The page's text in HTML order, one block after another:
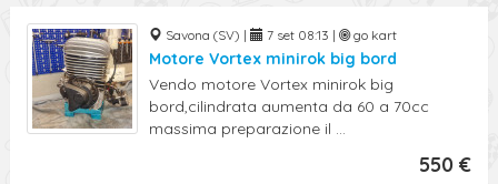
Savona (SV) | 7 set 08:13 | go kart
Motore Vortex minirok big bord
Vendo motore Vortex minirok big
bord,cilindrata aumenta da 60 a 70cc
massima preparazione il ...
550 €